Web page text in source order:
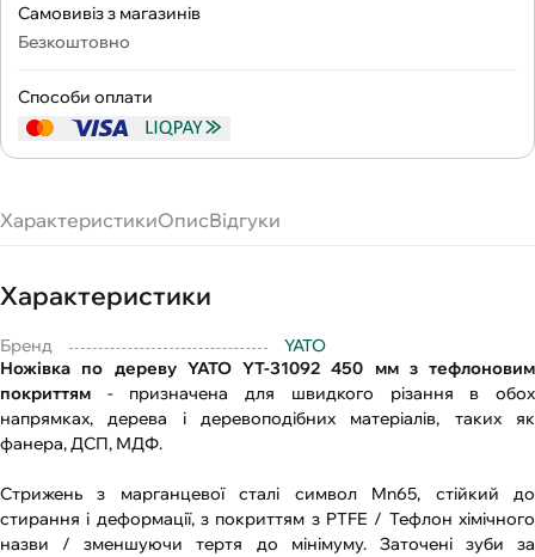
Самовивіз з магазинів
Безкоштовно
Способи оплати
ХарактеристикиОписВідгуки
Характеристики
Бренд
YATO
Ножівка по дереву YATO YT-31092 450 мм з тефлоновим
покриттям - призначена для швидкого різання в обох
напрямках, дерева і деревоподібних матеріалів, таких як
фанера, ДСП, МДФ.
Стрижень з марганцевої сталі символ Mn65, стійкий до
стирання і деформації, з покриттям з PTFE / Тефлон хімічного
назви / зменшуючи тертя до мінімуму. Заточені зуби за